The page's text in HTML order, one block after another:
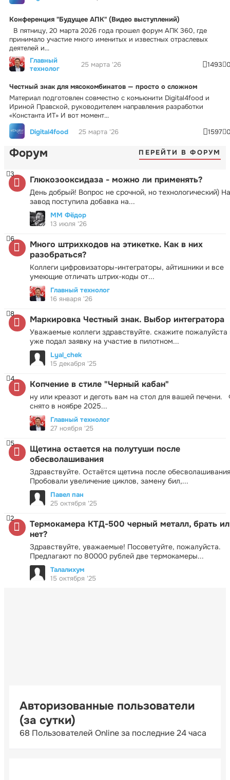
Конференция "Будущее АПК" (Видео выступлений)
В пятницу, 20 марта 2026 года прошел форум АПК 360, где
принимало участие много именитых и известных отраслевых
деятелей и...
Главный
технолог
25 марта '26 1493
Честный знак для мясокомбинатов — просто о сложном
Материал подготовлен совместно с комьюнити Digital4food и
Ириной Правской, руководителем направления разработки
«Константа ИТ» И вот момент...
Digital4food
25 марта '26 1597
Форум ПЕРЕЙТИ В ФОРУМ
Глюкозооксидаза - можно ли применять?
День добрый! Вопрос не срочной, но технологический) На
завод поступила добавка на...
3
ММ Фёдор
13 июля '26
Много штрихкодов на этикетке. Как в них
разобраться?
Коллеги цифровизаторы-интеграторы, айтишники и все
умеющие отличать штрих-коды от...
6
Главный технолог
16 января '26
Маркировка Честный знак. Выбор интегратора
Уважаемые коллеги здравствуйте. скажите пожалуйста
уже подал заявку на участие в пилотном...
8
Lyal_chek
15 декабря '25
Копчение в стиле "Черный кабан"
ну или креазот и деготь вам на стол для вашей печени.
снято в ноябре 2025...
4
Главный технолог
27 ноября '25
Щетина остается на полутуши после
обесволашивания
Здравствуйте. Остаётся щетина после
Пробовали увеличение циклов, замену бил,...
5
Павел пан
25 октября '25
Термокамера КТД-500 черный металл, брать
нет?
Здравствуйте, уважаемые! Посоветуйте, пожалуйста.
Предлагают по 80000 рублей две термокамеры...
2
Талалихум
15 октября '25
Авторизованные пользователи
(за сутки)
68 Пользователей Online за последние 24 часа